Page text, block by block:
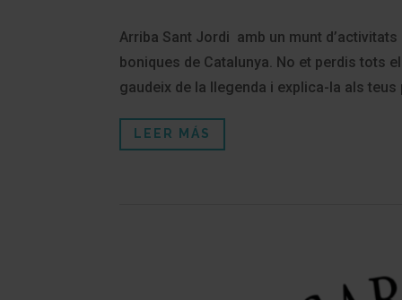
Arriba Sant Jordi amb un munt
boniques de Catalunya. No et perdis tots
gaudeix de la llegenda i explica-la als teus
LEER MÁS